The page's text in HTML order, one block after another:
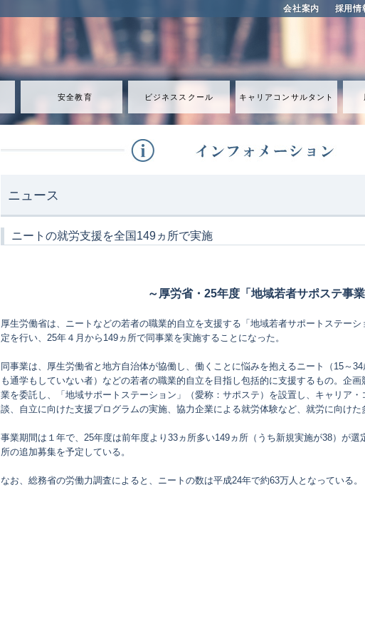
会社案内 採用情
安全教育 ビジネススクール キャリアコンサルタント
ニュース
ニートの就労支援を全国149ヵ所で実施
～厚労省・25年度「地域若者サポステ事
厚生労働省は、ニートなどの若者の職業的自立を支援する「地域若者サポートステー
定を行い、25年４月から149ヵ所で同事業を実施することになった。
同事業は、厚生労働省と地方自治体が協働し、働くことに悩みを抱えるニート（15～
も通学もしていない者）などの若者の職業的自立を目指し包括的に支援するもの。企
業を委託し、「地域サポートステーション」（愛称：サポステ）を設置し、キャリア
談、自立に向けた支援プログラムの実施、協力企業による就労体験など、就労に向けた
事業期間は１年で、25年度は前年度より33ヵ所多い149ヵ所（うち新規実施が38）が選
所の追加募集を予定している。
なお、総務省の労働力調査によると、ニートの数は平成24年で約63万人となっている。